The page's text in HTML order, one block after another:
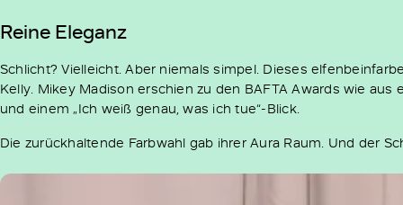
Reine Eleganz
Schlicht? Vielleicht. Aber niemals simpel. Dieses
Kelly. Mikey Madison erschien zu den BAFTA Awards wie
und einem „Ich weiß genau, was ich tue“-Blick.
Die zurückhaltende Farbwahl gab ihrer Aura Raum. Und der